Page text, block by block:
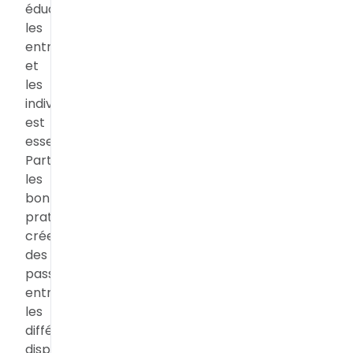
éducatives,
les
entreprises
et
les
individus
est
essentielle.
Partager
les
bonnes
pratiques,
créer
des
passerelles
entre
les
différents